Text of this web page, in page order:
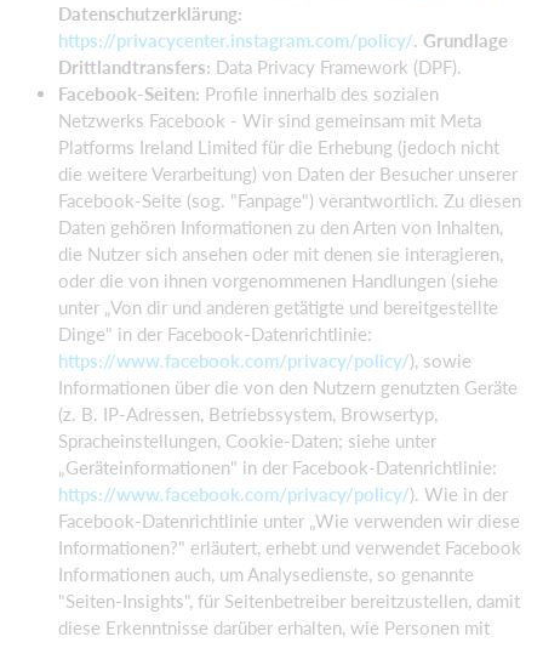
Datenschutzerklärung:
https://privacycenter.instagram.com/policy/ Grundlage
Drittlandtransfers: Data Privacy Framework (DPF).
Facebook-Seiten: Profile innerhalb des sozialen
Netzwerks Facebook - Wir sind gemeinsam mit Meta
Platforms Ireland Limited für die Erhebung (jedoch nicht
die weitere Verarbeitung) von Daten der Besucher unserer
Facebook-Seite (sog. "Fanpage") verantwortlich. Zu diesen
Daten gehören Informationen zu den Arten von Inhalten,
die Nutzer sich ansehen oder mit denen sie interagieren,
oder die von ihnen vorgenommenen Handlungen (siehe
unter „Von dir und anderen getätigte und bereitgestellte
Dinge" in der Facebook-Datenrichtlinie:
https://www.facebook.com/privacy/policy/), sowie
Informationen über die von den Nutzern genutzten Geräte
(z. B. IP-Adressen, Betriebssystem, Browsertyp,
Spracheinstellungen, Cookie-Daten; siehe unter
„Geräteinformationen" in der Facebook-Datenrichtlinie:
https://www.facebook.com/privacy/policy/). Wie in der
Facebook-Datenrichtlinie unter „Wie verwenden wir diese
Informationen?" erläutert, erhebt und verwendet Facebook
Informationen auch, um Analysedienste, so genannte
"Seiten-Insights", für Seitenbetreiber bereitzustellen, damit
diese Erkenntnisse darüber erhalten, wie Personen mit